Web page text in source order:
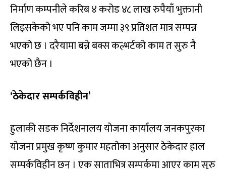
निर्माण कम्पनीले करिब ४ करोड ४८ लाख रुपैयाँ भुक्तानी
लिइसकेको भए पनि काम जम्मा ३९ प्रतिशत मात्र सम्पन्न
भएको छ । दरैयामा बन्ने बक्स कल्भर्टको काम त सुरु नै
भएको छैन ।
‘ठेकेदार सम्पर्कविहीन’
हुलाकी सडक निर्देशनालय योजना कार्यालय जनकपुरका
योजना प्रमुख कृष्ण कुमार महतोका अनुसार ठेकेदार हाल
सम्पर्कविहीन छन् । एक साताभित्र सम्पर्कमा आएर काम सुरु